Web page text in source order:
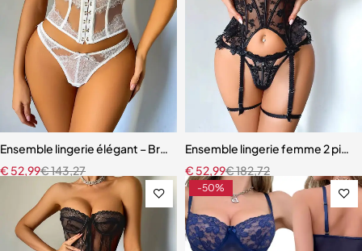
Ensemble lingerie élégant – Bretelles réglables et dentelle raffinée
€143,27
€ 52,99
Ensemble lingerie femme 2
€182,72
€ 52,99
-50%